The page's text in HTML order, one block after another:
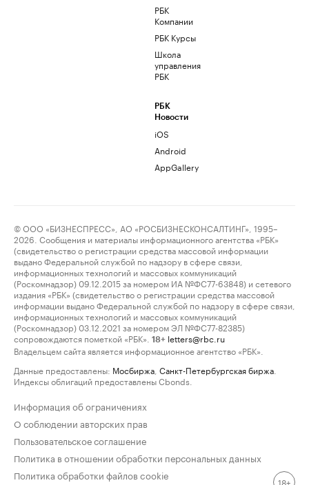
РБК
Компании
РБК Курсы
Школа
управления
РБК
РБК
Новости
iOS
Android
AppGallery
© ООО «БИЗНЕСПРЕСС», АО «РОСБИЗНЕСКОНСАЛТИНГ», 1995–
2026. Сообщения и материалы информационного агентства «РБК»
(свидетельство о регистрации средства массовой информации
выдано Федеральной службой по надзору в сфере связи,
информационных технологий и массовых коммуникаций
(Роскомнадзор) 09.12.2015 за номером ИА №ФС77-63848) и сетевого
издания «РБК» (свидетельство о регистрации средства массовой
информации выдано Федеральной службой по надзору в сфере связи,
информационных технологий и массовых коммуникаций
(Роскомнадзор) 03.12.2021 за номером ЭЛ №ФС77-82385)
сопровождаются пометкой «РБК».
18+ letters@rbc.ru
Владельцем сайта является информационное агентство «РБК».
Данные предоставлены: Мосбиржа Санкт-Петербургская биржа
Индексы облигаций предоставлены Cbonds.
Информация об ограничениях
О соблюдении авторских прав
Пользовательское соглашение
Политика в отношении обработки персональных данных
Политика обработки файлов cookie
18+